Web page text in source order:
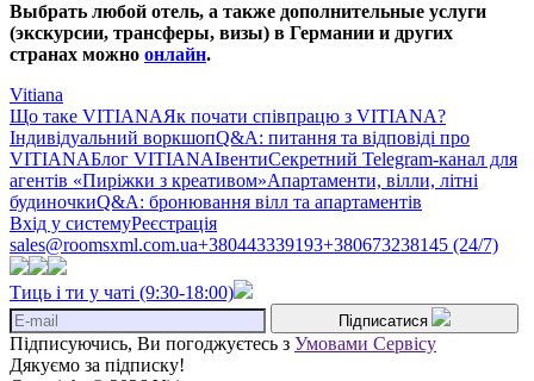
Выбрать любой отель, а также дополнительные услуги
(экскурсии, трансферы, визы) в Германии и других
странах можно онлайн.
Vitiana
Що таке VITIANAЯк почати співпрацю з VITIANA?
Індивідуальний воркшопQ&A: питання та відповіді про
VITIANAБлог VITIANAІвентиСекретний Telegram-канал для
агентів «Пиріжки з креативом»Апартаменти, вілли, літні
будиночкиQ&A: бронювання вілл та апартаментів
Вхід у системуРеєстрація
sales@roomsxml.com.ua+380443339193+380673238145 (24/7)
Тиць і ти у чаті (9:30-18:00)
Підписатися
Підписуючись, Ви погоджуєтесь з Умовами Сервісу
Дякуємо за підписку!